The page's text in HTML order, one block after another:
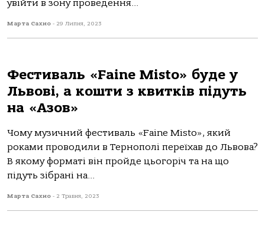
увійти в зону проведення...
Марта Сахно - 29 Липня, 2023
Фестиваль «Faine Misto» буде у
Львові, а кошти з квитків підуть
на «Азов»
Чому музичний фестиваль «Faine Misto», який
роками проводили в Тернополі переїхав до Львова?
В якому форматі він пройде цьогоріч та на що
підуть зібрані на...
Марта Сахно - 2 Травня, 2023